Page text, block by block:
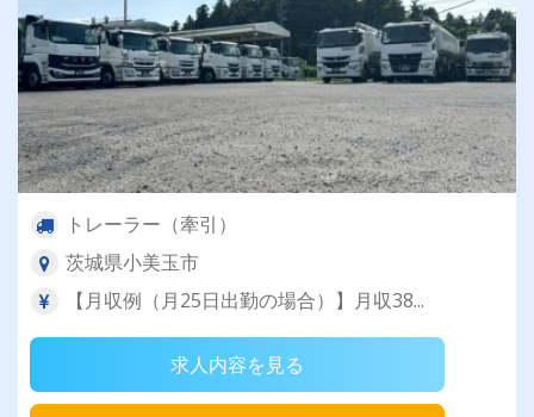
トレーラー（牽引）
茨城県小美玉市
【月収例（月25日出勤の場合）】月収38...
求人内容を見る